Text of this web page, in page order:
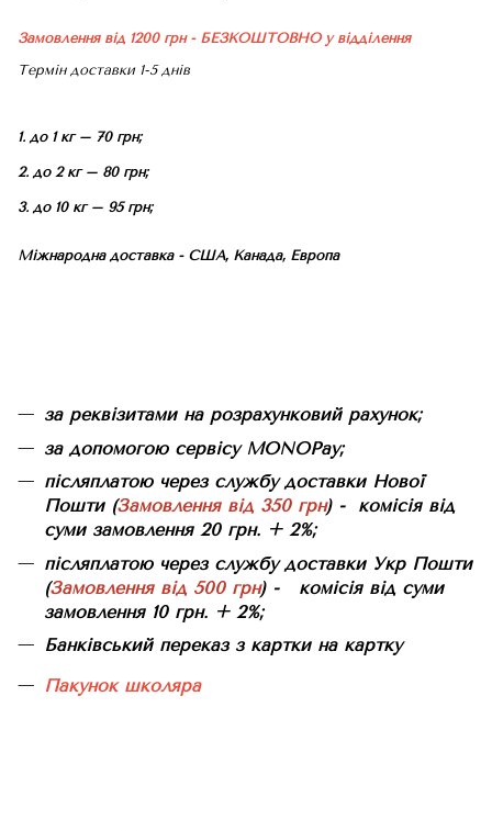
Замовлення від 1200 грн - БЕЗКОШТОВНО у відділення
Термін доставки 1-5 днів
1. до 1 кг – 70 грн;
2. до 2 кг – 80 грн;
3. до 10 кг – 95 грн;
Міжнародна доставка - США, Канада, Европа
за реквізитами на розрахунковий рахунок;
за допомогою сервісу MONOPay;
післяплатою через службу доставки Нової
Пошти (Замовлення від 350 грн) - комісія від
суми замовлення 20 грн. + 2%;
післяплатою через службу доставки Укр Пошти
(Замовлення від 500 грн) - комісія від суми
замовлення 10 грн. + 2%;
Банківський переказ з картки на картку
Пакунок школяра